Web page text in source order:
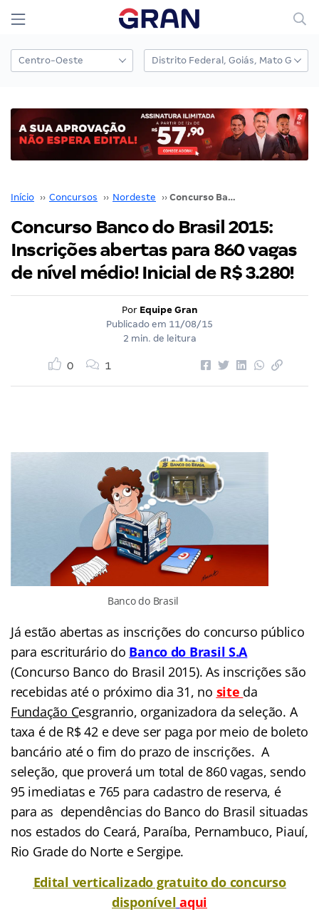
Início ›› Concursos ›› Nordeste ›› Concurso Banco do Brasil 2015: Inscrições abertas para 860 vagas de nível médio! Inicial de R$ 3.280!
Concurso Banco do Brasil 2015:
Inscrições abertas para 860 vagas
de nível médio! Inicial de R$ 3.280!
Por Equipe Gran
Publicado em 11/08/15
2 min. de leitura
0 1
Banco do Brasil
Já estão abertas as inscrições do concurso público
para escriturário do Banco do Brasil S.A
(Concurso Banco do Brasil 2015). As inscrições são
recebidas até o próximo dia 31, no site da
Fundação Cesgranrio, organizadora da seleção. A
taxa é de R$ 42 e deve ser paga por meio de boleto
bancário até o fim do prazo de inscrições. A
seleção, que proverá um total de 860 vagas, sendo
95 imediatas e 765 para cadastro de reserva, é
para as dependências do Banco do Brasil situadas
nos estados do Ceará, Paraíba, Pernambuco, Piauí,
Rio Grade do Norte e Sergipe.
Edital verticalizado gratuito do concurso
disponível aqui